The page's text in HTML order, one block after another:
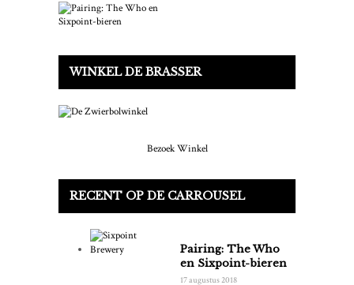
WINKEL DE BRASSER
Bezoek Winkel
RECENT OP DE CARROUSEL
Pairing: The Who
en Sixpoint-bieren
17 augustus 2018